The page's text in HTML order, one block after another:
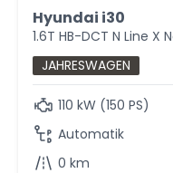
Hyundai i30
1.6T HB-DCT N Line X
JAHRESWAGEN
110 kW (150 PS)
Automatik
0 km